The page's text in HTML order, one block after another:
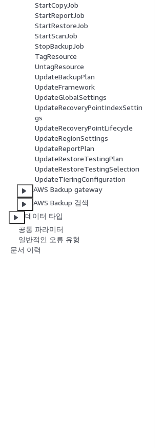
StartCopyJob
StartReportJob
StartRestoreJob
StartScanJob
StopBackupJob
TagResource
UntagResource
UpdateBackupPlan
UpdateFramework
UpdateGlobalSettings
UpdateRecoveryPointIndexSettin
gs
UpdateRecoveryPointLifecycle
UpdateRegionSettings
UpdateReportPlan
UpdateRestoreTestingPlan
UpdateRestoreTestingSelection
UpdateTieringConfiguration
AWS Backup gateway
AWS Backup 검색
데이터 타입
공통 파라미터
일반적인 오류 유형
문서 이력